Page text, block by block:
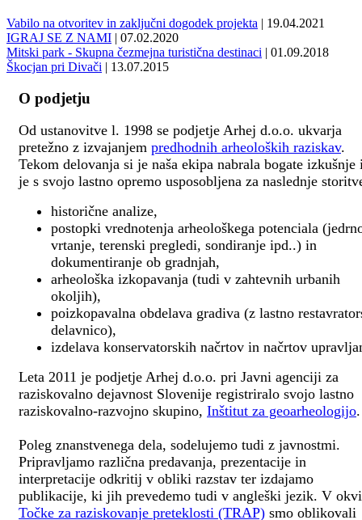
Vabilo na otvoritev in zaključni dogodek projekta | 19.04.2021
IGRAJ SE Z NAMI | 07.02.2020
Mitski park - Skupna čezmejna turistična destinaci | 01.09.2018
Škocjan pri Divači | 13.07.2015
O podjetju
Od ustanovitve l. 1998 se podjetje Arhej d.o.o. ukvarja
pretežno z izvajanjem predhodnih arheoloških raziskav.
Tekom delovanja si je naša ekipa nabrala bogate izkušnje
je s svojo lastno opremo usposobljena za naslednje
historične analize,
postopki vrednotenja arheološkega potenciala
vrtanje, terenski pregledi, sondiranje ipd..) in
dokumentiranje ob gradnjah,
arheološka izkopavanja (tudi v zahtevnih urbanih
okoljih),
poizkopavalna obdelava gradiva (z lastno
delavnico),
izdelava konservatorskih načrtov in načrtov
Leta 2011 je podjetje Arhej d.o.o. pri Javni agenciji za
raziskovalno dejavnost Slovenije registriralo svojo lastno
raziskovalno-razvojno skupino, Inštitut za geoarheologijo.
Poleg znanstvenega dela, sodelujemo tudi z javnostmi.
Pripravljamo različna predavanja, prezentacije in
interpretacije odkritij v obliki razstav ter izdajamo
publikacije, ki jih prevedemo tudi v angleški jezik. V
Točke za raziskovanje preteklosti (TRAP) smo oblikovali